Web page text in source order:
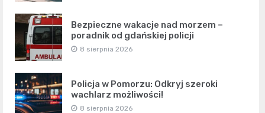
Bezpieczne wakacje nad morzem –
poradnik od gdańskiej policji
8 sierpnia 2026
Policja w Pomorzu: Odkryj szeroki
wachlarz możliwości!
8 sierpnia 2026